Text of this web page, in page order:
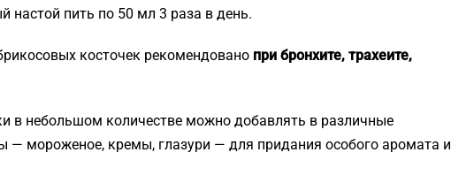
настой пить по 50 мл 3 раза в день.
косточек рекомендовано при бронхите, трахеите,
в небольшом количестве можно добавлять в различные
— мороженое, кремы, глазури — для придания особого аромата и